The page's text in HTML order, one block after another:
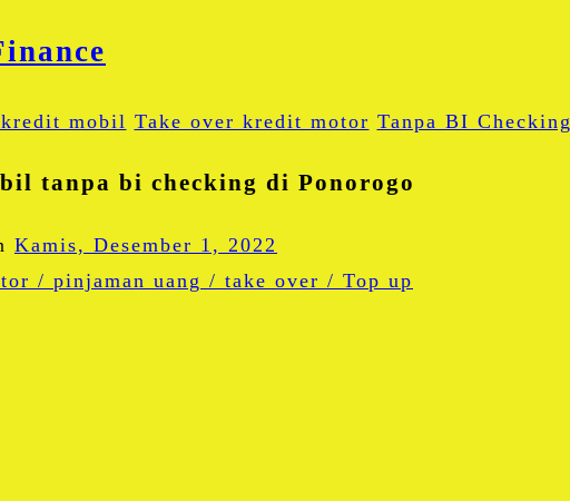
mobil Take over kredit motor Tanpa BI Checking
tanpa bi checking di Ponorogo
Kamis, Desember 1, 2022